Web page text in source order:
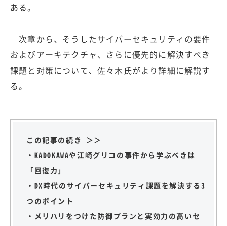
ある。
次章から、そうしたサイバーセキュリティの要件
およびアーキテクチャ、さらに優先的に解決すべき
課題と対策について、佐々木氏がより詳細に解説す
る。
この記事の続き ＞＞
・KADOKAWAや江崎グリコの事件から学ぶべきは
「回復力」
・DX時代のサイバーセキュリティ課題を解決する3
つのポイント
・メリハリをつけた防御プランと実効力の高いセ